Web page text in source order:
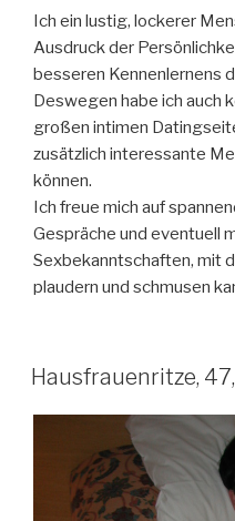
Ich ein lustig, lockerer
Ausdruck der
besseren Kennenlernens
Deswegen habe ich auch
großen intimen
zusätzlich interessante
können.
Ich freue mich auf
Gespräche und eventuell
Sexbekanntschaften, mit
plaudern und schmusen
Hausfrauenritze,